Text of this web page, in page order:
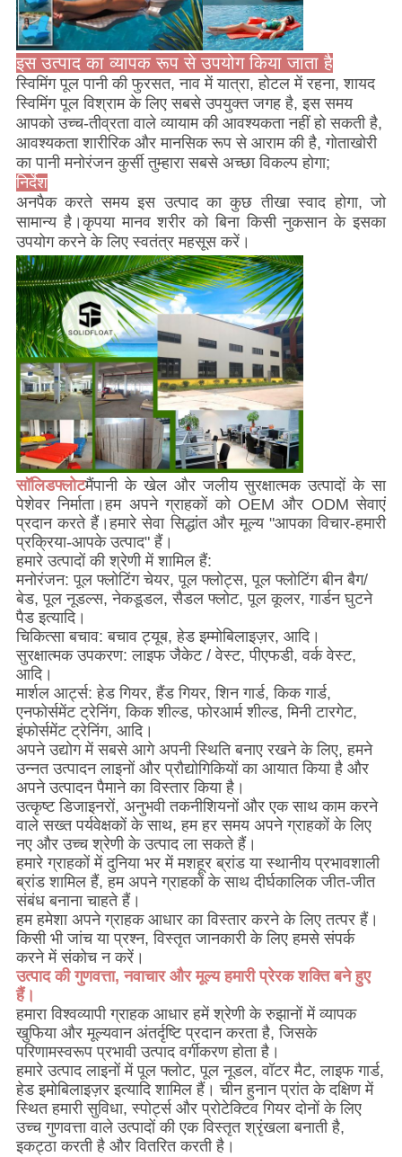
इस उत्पाद का व्यापक रूप से उपयोग किया जाता है
स्विमिंग पूल पानी की फुरसत, नाव में यात्रा, होटल में रहना, शायद
स्विमिंग पूल विश्राम के लिए सबसे उपयुक्त जगह है, इस समय
आपको उच्च-तीव्रता वाले व्यायाम की आवश्यकता नहीं हो सकती है,
आवश्यकता शारीरिक और मानसिक रूप से आराम की है, गोताखोरी
का पानी मनोरंजन कुर्सी तुम्हारा सबसे अच्छा विकल्प होगा;
निर्देश
अनपैक करते समय इस उत्पाद का कुछ तीखा स्वाद होगा, जो
सामान्य है।कृपया मानव शरीर को बिना किसी नुकसान के इसका
उपयोग करने के लिए स्वतंत्र महसूस करें।
सॉलिडफ्लोटमैंपानी के खेल और जलीय सुरक्षात्मक उत्पादों के सा
पेशेवर निर्माता।हम अपने ग्राहकों को OEM और ODM सेवाएं
प्रदान करते हैं।हमारे सेवा सिद्धांत और मूल्य "आपका विचार-हमारी
प्रक्रिया-आपके उत्पाद" हैं।
हमारे उत्पादों की श्रेणी में शामिल हैं:
मनोरंजन: पूल फ्लोटिंग चेयर, पूल फ्लोट्स, पूल फ्लोटिंग बीन बैग/
बेड, पूल नूडल्स, नेकडूडल, सैडल फ्लोट, पूल कूलर, गार्डन घुटने
पैड इत्यादि।
चिकित्सा बचाव: बचाव ट्यूब, हेड इम्मोबिलाइज़र, आदि।
सुरक्षात्मक उपकरण: लाइफ जैकेट / वेस्ट, पीएफडी, वर्क वेस्ट,
आदि।
मार्शल आर्ट्स: हेड गियर, हैंड गियर, शिन गार्ड, किक गार्ड,
एनफोर्समेंट ट्रेनिंग, किक शील्ड, फोरआर्म शील्ड, मिनी टारगेट,
इंफोर्समेंट ट्रेनिंग, आदि।
अपने उद्योग में सबसे आगे अपनी स्थिति बनाए रखने के लिए, हमने
उन्नत उत्पादन लाइनों और प्रौद्योगिकियों का आयात किया है और
अपने उत्पादन पैमाने का विस्तार किया है।
उत्कृष्ट डिजाइनरों, अनुभवी तकनीशियनों और एक साथ काम करने
वाले सख्त पर्यवेक्षकों के साथ, हम हर समय अपने ग्राहकों के लिए
नए और उच्च श्रेणी के उत्पाद ला सकते हैं।
हमारे ग्राहकों में दुनिया भर में मशहूर ब्रांड या स्थानीय प्रभावशाली
ब्रांड शामिल हैं, हम अपने ग्राहकों के साथ दीर्घकालिक जीत-जीत
संबंध बनाना चाहते हैं।
हम हमेशा अपने ग्राहक आधार का विस्तार करने के लिए तत्पर हैं।
किसी भी जांच या प्रश्न, विस्तृत जानकारी के लिए हमसे संपर्क
करने में संकोच न करें।
उत्पाद की गुणवत्ता, नवाचार और मूल्य हमारी प्रेरक शक्ति बने हुए
हैं।
हमारा विश्वव्यापी ग्राहक आधार हमें श्रेणी के रुझानों में व्यापक
खुफिया और मूल्यवान अंतर्दृष्टि प्रदान करता है, जिसके
परिणामस्वरूप प्रभावी उत्पाद वर्गीकरण होता है।
हमारे उत्पाद लाइनों में पूल फ्लोट, पूल नूडल, वॉटर मैट, लाइफ गार्ड,
हेड इमोबिलाइज़र इत्यादि शामिल हैं। चीन हुनान प्रांत के दक्षिण में
स्थित हमारी सुविधा, स्पोर्ट्स और प्रोटेक्टिव गियर दोनों के लिए
उच्च गुणवत्ता वाले उत्पादों की एक विस्तृत श्रृंखला बनाती है,
इकट्ठा करती है और वितरित करती है।